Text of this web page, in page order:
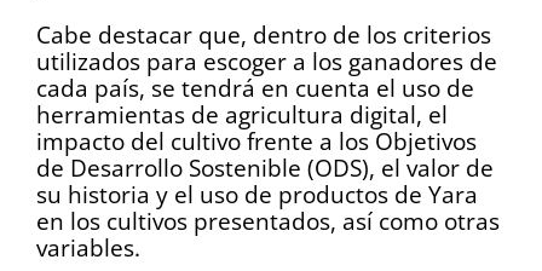
Cabe destacar que, dentro de los criterios
utilizados para escoger a los ganadores de
cada país, se tendrá en cuenta el uso de
herramientas de agricultura digital, el
impacto del cultivo frente a los Objetivos
de Desarrollo Sostenible (ODS), el valor de
su historia y el uso de productos de Yara
en los cultivos presentados, así como otras
variables.